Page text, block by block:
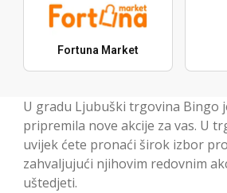
Fortuna Market
U gradu Ljubuški trgovina Bingo
pripremila nove akcije za vas. U
uvijek ćete pronaći širok izbor
zahvaljujući njihovim redovnim
uštedjeti.